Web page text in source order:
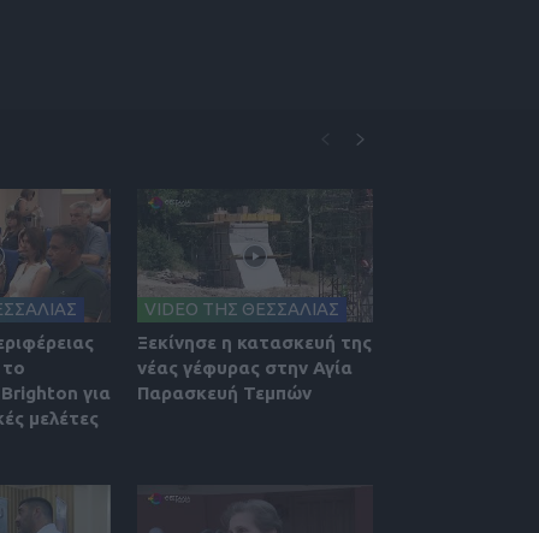
για
μελέτες
VIDEO ΤΗΣ ΘΕΣΣΑΛΙΑΣ
Ξεκίνησε η κατασκευή της
νέας γέφυρας στην Αγία
Παρασκευή Τεμπών